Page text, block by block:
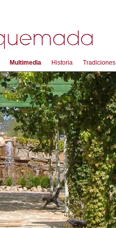
Multimedia Historia Tradiciones